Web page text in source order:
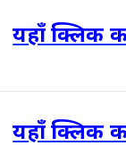
यहाँ क्लिक
यहाँ क्लिक